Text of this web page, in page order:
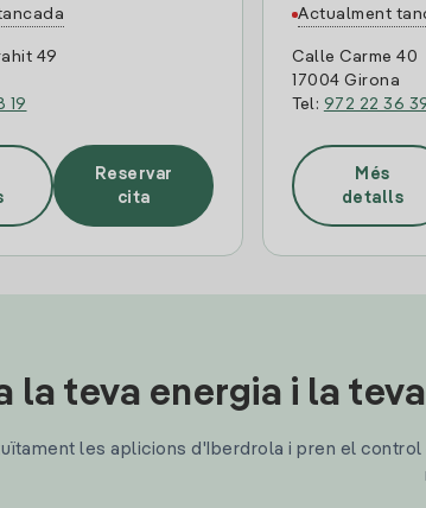
49
19
Reservar
cita
Actualment
Calle Carme 40
17004 Girona
Tel: 972 22 36
Més
detalls
la teva energia i la
les aplicions d'Iberdrola i pren el